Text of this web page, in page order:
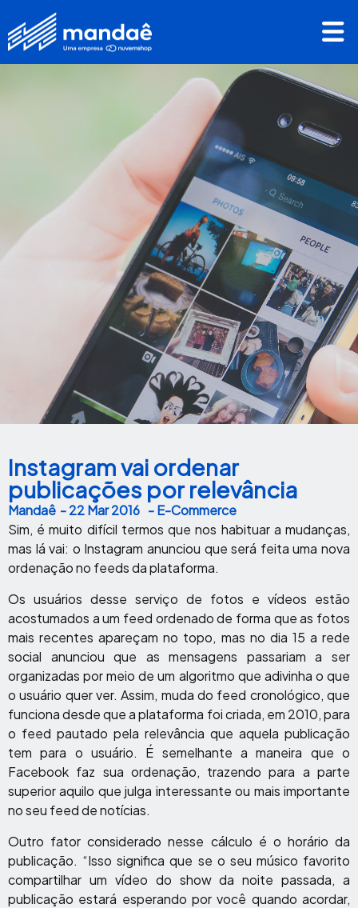
Instagram vai ordenar
publicações por relevância
Mandaê -22 Mar 2016 - E-Commerce
Sim, é muito difícil termos que nos habituar a mudanças,
mas lá vai: o Instagram anunciou que será feita uma nova
ordenação no feeds da plataforma.
Os usuários desse serviço de fotos e vídeos estão
acostumados a um feed ordenado de forma que as fotos
mais recentes apareçam no topo, mas no dia 15 a rede
social anunciou que as mensagens passariam a ser
organizadas por meio de um algoritmo que adivinha o que
o usuário quer ver. Assim, muda do feed cronológico, que
funciona desde que a plataforma foi criada, em 2010, para
o feed pautado pela relevância que aquela publicação
tem para o usuário. É semelhante a maneira que o
Facebook faz sua ordenação, trazendo para a parte
superior aquilo que julga interessante ou mais importante
no seu feed de notícias.
Outro fator considerado nesse cálculo é o horário da
publicação. “Isso significa que se o seu músico favorito
compartilhar um vídeo do show da noite passada, a
publicação estará esperando por você quando acordar,